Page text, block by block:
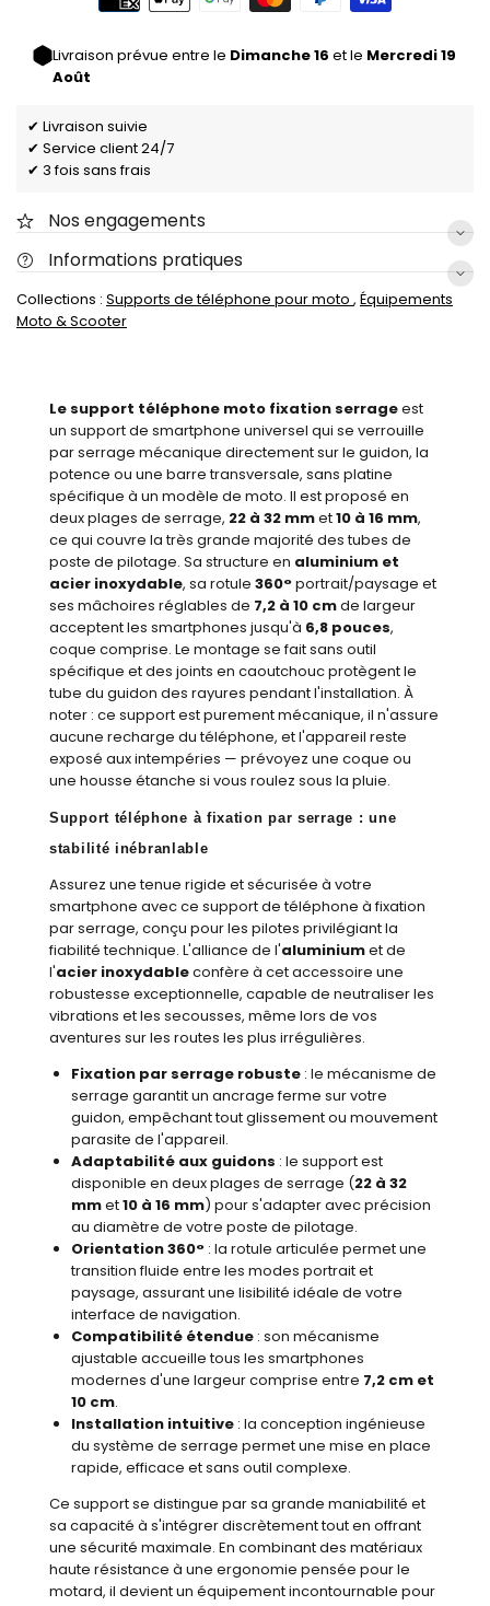
Livraison prévue entre le Dimanche 16 et le Mercredi 19
Août
✔ Livraison suivie
✔ Service client 24/7
✔ 3 fois sans frais
Nos engagements
Informations pratiques
Collections : Supports de téléphone pour moto , Équipements
Moto & Scooter
Le support téléphone moto fixation serrageest
un support de smartphone universel qui se verrouille
par serrage mécanique directement sur le guidon, la
potence ou une barre transversale, sans platine
spécifique à un modèle de moto. Il est proposé en
deux plages de serrage, 22 à 32 mmet10 à 16 mm,
ce qui couvre la très grande majorité des tubes de
poste de pilotage. Sa structure en aluminium et
acier inoxydable, sa rotule 360°portrait/paysage et
ses mâchoires réglables de 7,2 à 10 cmde largeur
acceptent les smartphones jusqu'à 6,8 pouces,
coque comprise. Le montage se fait sans outil
spécifique et des joints en caoutchouc protègent le
tube du guidon des rayures pendant l'installation. À
noter : ce support est purement mécanique, il n'assure
aucune recharge du téléphone, et l'appareil reste
exposé aux intempéries — prévoyez une coque ou
une housse étanche si vous roulez sous la pluie.
Support téléphone à fixation par serrage : une
stabilité inébranlable
Assurez une tenue rigide et sécurisée à votre
smartphone avec ce support de téléphone à fixation
par serrage, conçu pour les pilotes privilégiant la
fiabilité technique. L'alliance de l'aluminiumet de
l'acier inoxydableconfère à cet accessoire une
robustesse exceptionnelle, capable de neutraliser les
vibrations et les secousses, même lors de vos
aventures sur les routes les plus irrégulières.
Fixation par serrage robuste : le mécanisme de
serrage garantit un ancrage ferme sur votre
guidon, empêchant tout glissement ou mouvement
parasite de l'appareil.
Adaptabilité aux guidons : le support est
disponible en deux plages de serrage (22 à 32
mmet10 à 16 mm) pour s'adapter avec précision
au diamètre de votre poste de pilotage.
Orientation 360° : la rotule articulée permet une
transition fluide entre les modes portrait et
paysage, assurant une lisibilité idéale de votre
interface de navigation.
Compatibilité étendue : son mécanisme
ajustable accueille tous les smartphones
modernes d'une largeur comprise entre 7,2 cm et
10 cm.
Installation intuitive : la conception ingénieuse
du système de serrage permet une mise en place
rapide, efficace et sans outil complexe.
Ce support se distingue par sa grande maniabilité et
sa capacité à s'intégrer discrètement tout en offrant
une sécurité maximale. En combinant des matériaux
haute résistance à une ergonomie pensée pour le
motard, il devient un équipement incontournable pour